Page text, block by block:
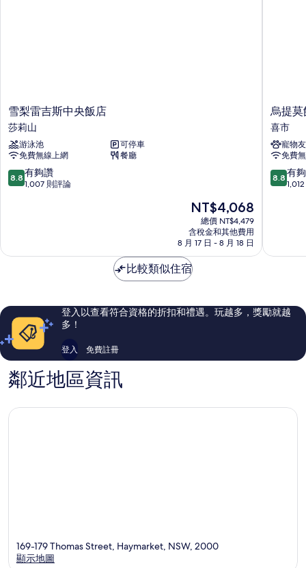
雪
梨
雷
吉
斯
中
央
雪梨雷吉斯中央飯店
莎莉山
游泳池
可停車
免費無線上網
餐廳
8.8
分，
夠
評
論
8.8 有夠讚
1,007 則評論
現
價
格
為
NT$4,068
NT$4,068
總價 NT$4,479
含稅金和其他費用
8 月 17 日 - 8 月 18 日
烏
提
莫
飯
店
喜
市
烏提莫
喜市
寵物
免費
8.8
分，
夠
評
論
8.8 有
比較類似住宿
登入以查看符合資格的折扣和禮遇。玩越多，獎勵就越
多！
登入 免費註冊
鄰近地區資訊
169-179 Thomas Street, Haymarket, NSW, 2000
顯示地圖